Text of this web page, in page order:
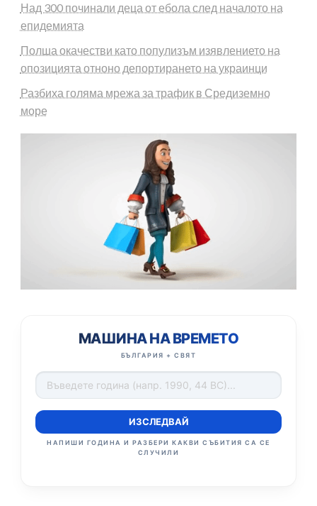
Над 300 починали деца от ебола след началото на
епидемията
Полша окачестви като популизъм изявлението на
опозицията отноно депортирането на украинци
Разбиха голяма мрежа за трафик в Средиземно
море
МАШИНА НА ВРЕМЕТО
БЪЛГАРИЯ + СВЯТ
ИЗСЛЕДВАЙ
НАПИШИ ГОДИНА И РАЗБЕРИ КАКВИ СЪБИТИЯ СА СЕ
СЛУЧИЛИ